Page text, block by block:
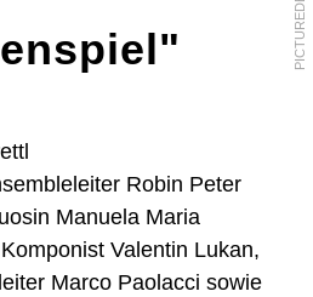
Robin Peter
Manuela Maria
Valentin Lukan,
Marco Paolacci sowie